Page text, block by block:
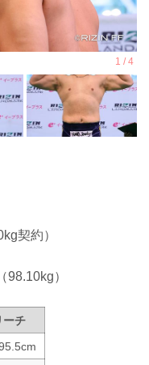
契約）
（98.10kg）
ーチ